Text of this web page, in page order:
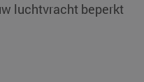
luchtvracht beperkt